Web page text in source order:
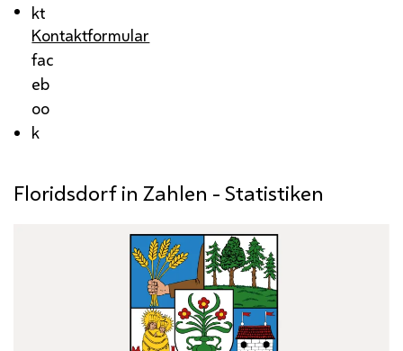
kt
Kontaktformular
fac
eb
oo
k
Floridsdorf in Zahlen - Statistiken